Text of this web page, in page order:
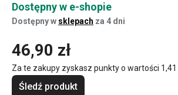
Dostępny w e-shopie
Dostępny w sklepach za 4 dni
46,90 zł
Za te zakupy zyskasz punkty o wartości 1,41
Śledź produkt